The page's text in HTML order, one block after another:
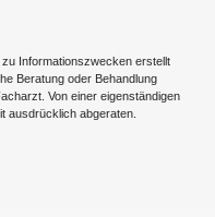
Informationszwecken erstellt
Beratung oder Behandlung
Von einer eigenständigen
ausdrücklich abgeraten.